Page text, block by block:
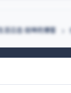
生活日志-剑坤的博客